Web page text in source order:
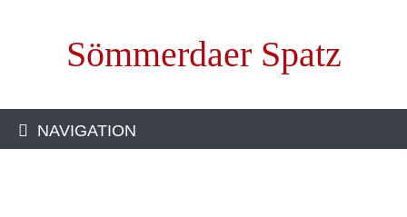
Sömmerdaer Spatz
NAVIGATION